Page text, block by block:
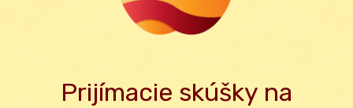
Prijímacie skúšky na